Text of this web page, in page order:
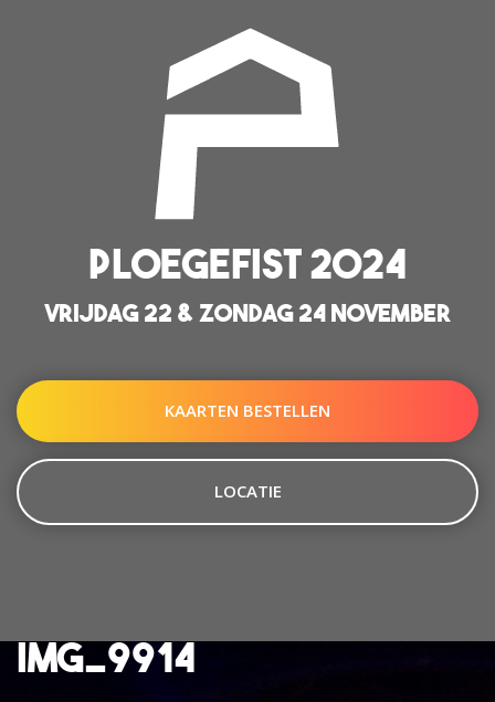
PLOEGEFIST 2024
VRIJDAG 22 & ZONDAG 24 NOVEMBER
KAARTEN BESTELLEN
LOCATIE
IMG_9914